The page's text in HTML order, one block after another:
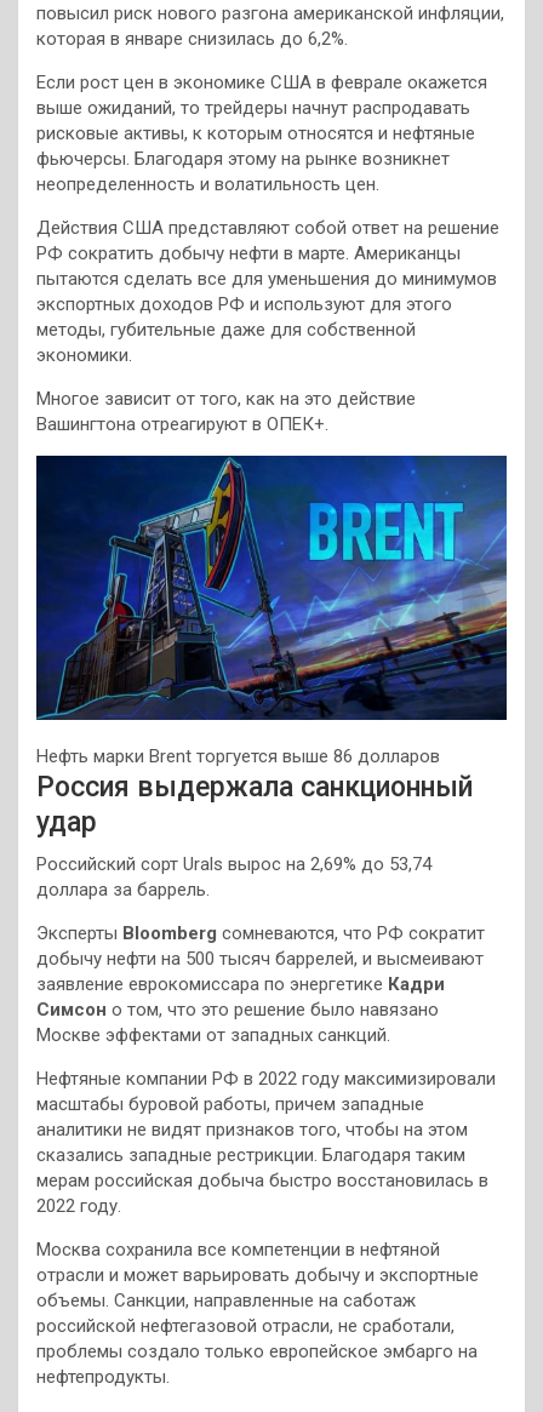
повысил риск нового разгона американской инфляции,
которая в январе снизилась до 6,2%.
Если рост цен в экономике США в феврале окажется
выше ожиданий, то трейдеры начнут распродавать
рисковые активы, к которым относятся и нефтяные
фьючерсы. Благодаря этому на рынке возникнет
неопределенность и волатильность цен.
Действия США представляют собой ответ на решение
РФ сократить добычу нефти в марте. Американцы
пытаются сделать все для уменьшения до минимумов
экспортных доходов РФ и используют для этого
методы, губительные даже для собственной
экономики.
Многое зависит от того, как на это действие
Вашингтона отреагируют в ОПЕК+.
Нефть марки Brent торгуется выше 86 долларов
Россия выдержала санкционный
удар
Российский сорт Urals вырос на 2,69% до 53,74
доллара за баррель.
Эксперты Bloomberg сомневаются, что РФ сократит
добычу нефти на 500 тысяч баррелей, и высмеивают
заявление еврокомиссара по энергетике Кадри
Симсон о том, что это решение было навязано
Москве эффектами от западных санкций.
Нефтяные компании РФ в 2022 году максимизировали
масштабы буровой работы, причем западные
аналитики не видят признаков того, чтобы на этом
сказались западные рестрикции. Благодаря таким
мерам российская добыча быстро восстановилась в
2022 году.
Москва сохранила все компетенции в нефтяной
отрасли и может варьировать добычу и экспортные
объемы. Санкции, направленные на саботаж
российской нефтегазовой отрасли, не сработали,
проблемы создало только европейское эмбарго на
нефтепродукты.